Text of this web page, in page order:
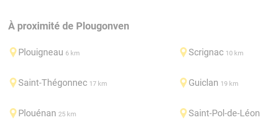
À proximité de Plougonven
Plouigneau 6 km Scrignac 10 km
Saint-Thégonnec 17 km Guiclan 19 km
Plouénan 25 km Saint-Pol-de-Léon